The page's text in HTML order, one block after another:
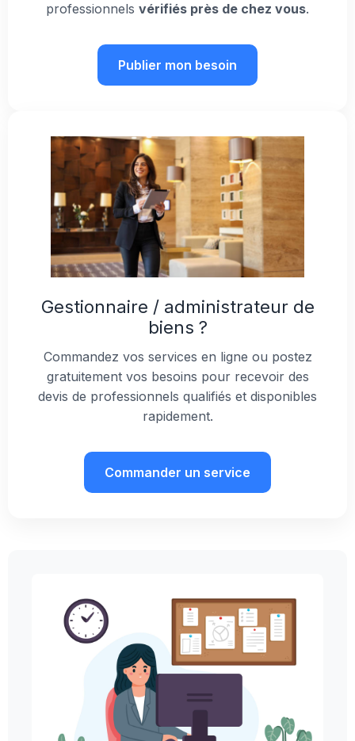
professionnels vérifiés près de chez vous.
Publier mon besoin
Gestionnaire / administrateur de
biens ?
Commandez vos services en ligne ou postez
gratuitement vos besoins pour recevoir des
devis de professionnels qualifiés et disponibles
rapidement.
Commander un service